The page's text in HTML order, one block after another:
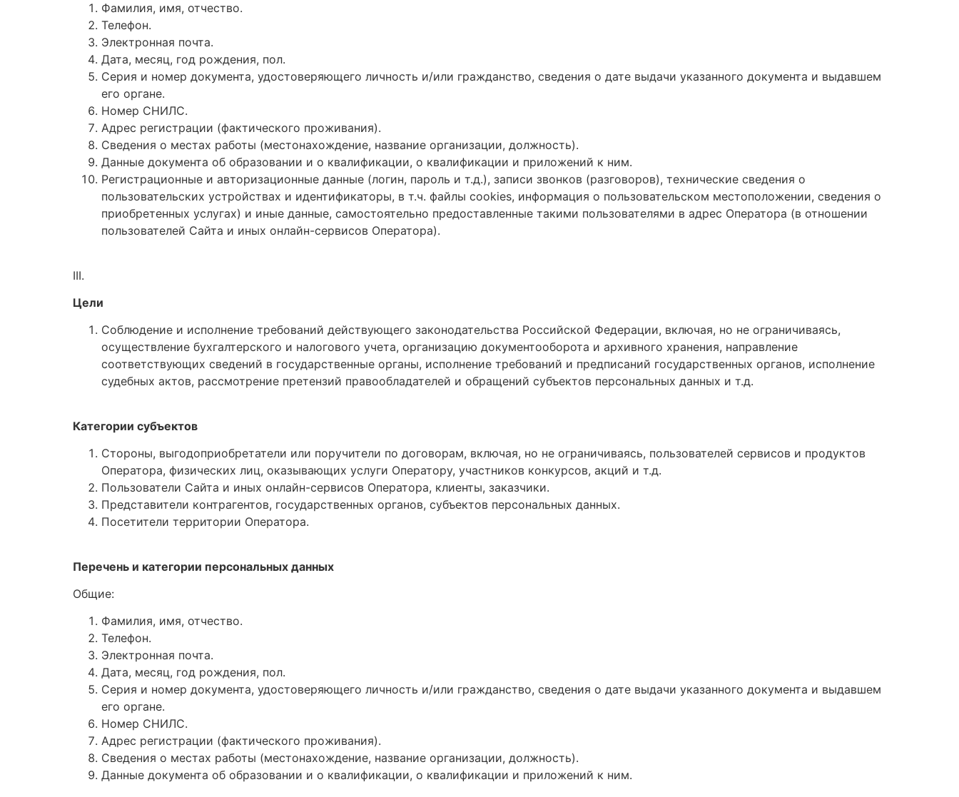
Фамилия, имя, отчество.
Телефон.
Электронная почта.
Дата, месяц, год рождения, пол.
Серия и номер документа, удостоверяющего личность и/или гражданство, сведения о дате выдачи указанного документа и выдавшем
его органе.
Номер СНИЛС.
Адрес регистрации (фактического проживания).
Сведения о местах работы (местонахождение, название организации, должность).
Данные документа об образовании и о квалификации, о квалификации и приложений к ним.
Регистрационные и авторизационные данные (логин, пароль и т.д.), записи звонков (разговоров), технические сведения о
пользовательских устройствах и идентификаторы, в т.ч. файлы cookies, информация о пользовательском местоположении, сведения о
приобретенных услугах) и иные данные, самостоятельно предоставленные такими пользователями в адрес Оператора (в отношении
пользователей Сайта и иных онлайн-сервисов Оператора).
III.
Цели
Соблюдение и исполнение требований действующего законодательства Российской Федерации, включая, но не ограничиваясь,
осуществление бухгалтерского и налогового учета, организацию документооборота и архивного хранения, направление
соответствующих сведений в государственные органы, исполнение требований и предписаний государственных органов, исполнение
судебных актов, рассмотрение претензий правообладателей и обращений субъектов персональных данных и т.д.
Категории субъектов
Стороны, выгодоприобретатели или поручители по договорам, включая, но не ограничиваясь, пользователей сервисов и продуктов
Оператора, физических лиц, оказывающих услуги Оператору, участников конкурсов, акций и т.д.
Пользователи Сайта и иных онлайн-сервисов Оператора, клиенты, заказчики.
Представители контрагентов, государственных органов, субъектов персональных данных.
Посетители территории Оператора.
Перечень и категории персональных данных
Общие:
Фамилия, имя, отчество.
Телефон.
Электронная почта.
Дата, месяц, год рождения, пол.
Серия и номер документа, удостоверяющего личность и/или гражданство, сведения о дате выдачи указанного документа и выдавшем
его органе.
Номер СНИЛС.
Адрес регистрации (фактического проживания).
Сведения о местах работы (местонахождение, название организации, должность).
Данные документа об образовании и о квалификации, о квалификации и приложений к ним.